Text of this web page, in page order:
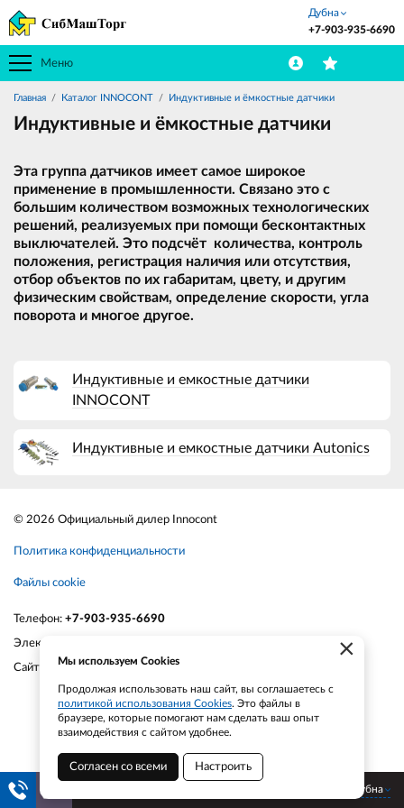
Меню
Дубна
+7-903-935-6690
Главная Каталог INNOCONT Индуктивные и ёмкостные датчики
Индуктивные и ёмкостные датчики
Эта группа датчиков имеет самое широкое
применение в промышленности. Связано это с
большим количеством возможных технологических
решений, реализуемых при помощи бесконтактных
выключателей. Это подсчёт количества, контроль
положения, регистрация наличия или отсутствия,
отбор объектов по их габаритам, цвету, и другим
физическим свойствам, определение скорости, угла
поворота и многое другое.
Индуктивные и емкостные датчики
INNOCONT
Индуктивные и емкостные датчики Autonics
© 2026 Официальный дилер Innocont
Политика конфиденциальности
Файлы cookie
Телефон: +7-903-935-6690
Электронная почта:
Сайт: smt21.ru
Дубна
×
Мы используем Cookies
Продолжая использовать наш сайт, вы соглашаетесь с
политикой использования Cookies. Это файлы в
браузере, которые помогают нам сделать ваш опыт
взаимодействия с сайтом удобнее.
Согласен со всеми Настроить